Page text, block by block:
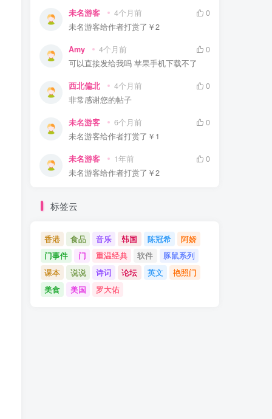
未名游客 4个月前
0
未名游客给作者打赏了 ￥2
Amy 4个月前
0
可以直接发给我吗 苹果手机下载不了
西北偏北 4个月前
0
非常感谢您的帖子
未名游客 6个月前
0
未名游客给作者打赏了 ￥1
未名游客 1年前
0
未名游客给作者打赏了 ￥2
标签云
香港 食品 音乐 韩国 陈冠希
阿娇
门事件
门 重温经典 软件
豚鼠系列
课本
说说 诗词 论坛 英文
艳照门
美食
美国 罗大佑